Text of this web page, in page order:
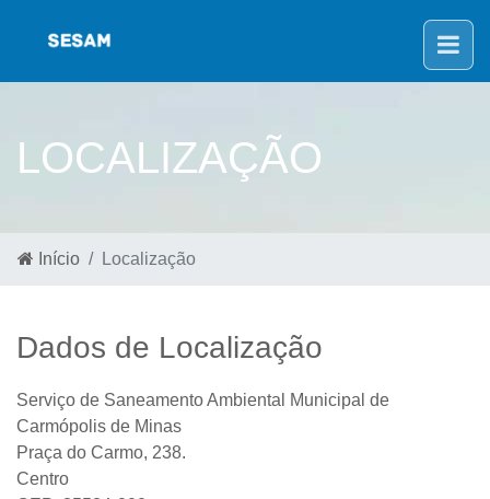
LOCALIZAÇÃO
Início Localização
Dados de Localização
Serviço de Saneamento Ambiental Municipal de
Carmópolis de Minas
Praça do Carmo, 238.
Centro